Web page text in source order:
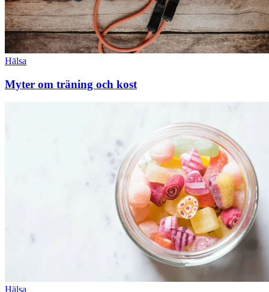
Hälsa
Myter om träning och kost
Hälsa